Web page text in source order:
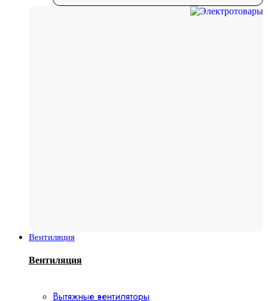
Вентиляция
Вентиляция
Вытяжные вентиляторы